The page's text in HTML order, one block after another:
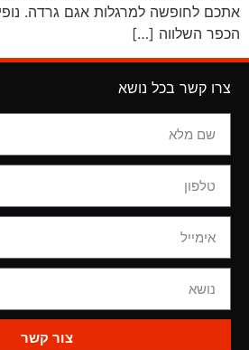
אתכם לחופשה למרגלות אגם גרדה.
הכפר השלווה […]
צרו קשר בכל נושא
צור קשר